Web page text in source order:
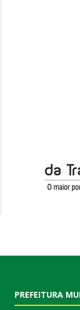
PREFEITURA